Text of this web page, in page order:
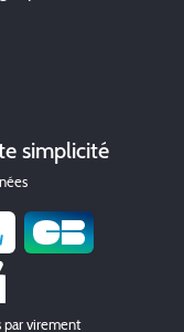
simplicité
par virement